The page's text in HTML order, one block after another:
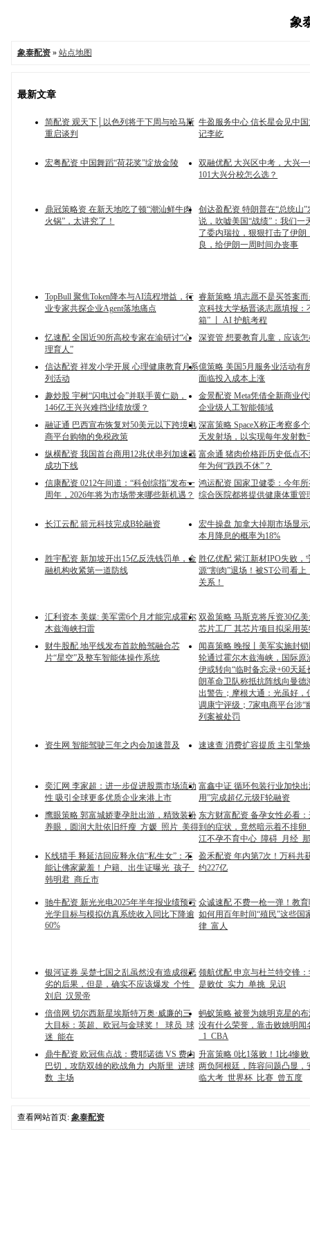
象
象泰配资» 站点地图
最新文章
简配资 观天下│以色列将于下周与哈马斯
重启谈判
牛盈服务中心 信长星会见中
记李屹
宏粤配资 中国舞蹈“荷花奖”绽放金陵
双融优配 大兴区中考，大兴
101大兴分校怎么选？
鼎冠策略资 在新天地吃了顿“潮汕鲜牛肉
火锅”，太讲究了！
创达盈配资 特朗普在“总统山
说，吹嘘美国“战绩”：我们一
了委内瑞拉，狠狠打击了伊朗
良，给伊朗一周时间办丧事
TopBull 聚焦Token降本与AI流程增益，行
业专家共探企业Agent落地痛点
睿新策略 填志愿不是买答案
京科技大学杨晋谈志愿填报：
箱” 丨 AI 护航考程
忆速配 全国近90所高校专家在渝研讨“心
理育人”
深资管 想要教育儿童，应该
信达配资 祥发小学开展 心理健康教育月系
列活动
億策略 美国5月服务业活动有
面临投入成本上涨
趣炒股 宇树“闪电过会”并联手黄仁勋，
146亿王兴兴难挡业绩放缓？
金景配资 Meta凭借全新商业
企业级人工智能领域
融证通 巴西宣布恢复对50美元以下跨境电
商平台购物的免税政策
深富策略 SpaceX称正考察多
天发射场，以实现每年发射数
纵横配资 我国首台商用12兆伏串列加速器
成功下线
富余通 猪肉价格距历史低点
年为何“跌跌不休”？
信康配资 0212午间道：“科创综指”发布一
周年，2026年将为市场带来哪些新机遇？
鸿运配资 国家卫健委：今年
综合医院都将提供健康体重管
长江云配 箭元科技完成B轮融资
宏牛操盘 加拿大掉期市场显
本月降息的概率为18%
胜宇配资 新加坡开出15亿反洗钱罚单，金
融机构收紧第一道防线
胜亿优配 紫江新材IPO失败，
源“割肉”退场！被ST公司看上
关系！
汇利资本 美媒: 美军需6个月才能完成霍尔
木兹海峡扫雷
双盈策略 马斯克将斥资30亿
芯片工厂 其芯片项目拟采用
财牛股配 地平线发布首款舱驾融合芯
片“星空”及整车智能体操作系统
闻喜策略 晚报丨美军实施封
轮通过霍尔木兹海峡，国际原
伊或转向“临时备忘录+60天延
朗革命卫队称抵抗阵线向曼德
出警告；摩根大通：光虽好，
调康宁评级；7家电商平台涉“
列案被处罚
资生网 智能驾驶三年之内会加速普及 速速查 消费扩容提质 主引擎
奕汇网 李家超：进一步促进股票市场流动
性 吸引全球更多优质企业来港上市
富鑫中证 循环包装行业加快
用”完成超亿元级F轮融资
鹰眼策略 郭富城娇妻孕肚出游，精致装扮
养眼，圆润大肚依旧纤瘦_方媛_照片_美得
东方财富配资 备孕女性必看
到的症状，竟然暗示着不排卵
江不孕不育中心_障碍_月经_
K线猎手 释延洁回应释永信“私生女”：不
能让佛家蒙羞！户籍、出生证曝光_孩子_
韩明君_商丘市
盈禾配资 年内第7次！万科共
约227亿
驰牛配资 新光光电2025年半年报业绩预亏
光学目标与模拟仿真系统收入同比下降逾
60%
众诚速配 不费一枪一弹！教
如何用百年时间“殖民”这些国
律_富人
银河证券 吴楚七国之乱虽然没有造成很恶
劣的后果，但是，确实不应该爆发_个性_
刘启_汉景帝
领航优配 申京与杜兰特交锋
是败仗_实力_单挑_见识
倍倍网 切尔西新星埃斯特万奥·威廉的三
大目标：英超、欧冠与金球奖！_球员_球
迷_能在
蚂蚁策略 被誉为姚明克星的
没有什么荣誉，靠击败姚明闻
_1_CBA
鼎牛配资 欧冠焦点战：费耶诺德 VS 费内
巴切，攻防双雄的欧战角力_内斯里_进球
数_主场
升富策略 0比1落败！1比4惨
两负阿根廷，阵容问题凸显，
临大考_世界杯_比赛_曾五度
查看网站首页: 象泰配资